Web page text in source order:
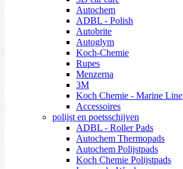
Autochem
ADBL - Polish
Autobrite
Autoglym
Koch-Chemie
Rupes
Menzerna
3M
Koch Chemie - Marine Line
Accessoires
polijst en poetsschijven
ADBL - Roller Pads
Autochem Thermopads
Autochem Polijstpads
Koch Chemie Polijstpads